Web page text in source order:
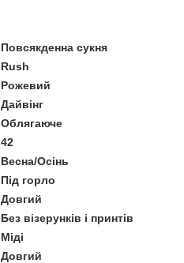
Повсякденна сукня
Rush
Рожевий
Дайвінг
Облягаюче
42
Весна/Осінь
Під горло
Довгий
Без візерунків і принтів
Міді
Довгий